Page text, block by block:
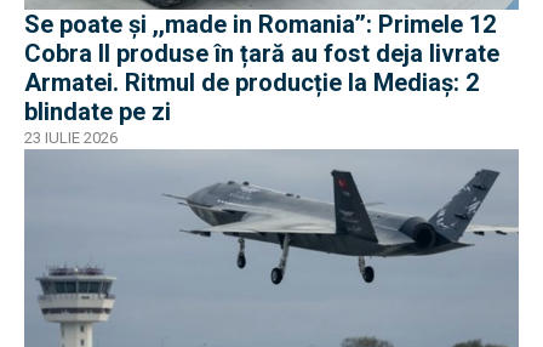
Se poate și ,,made in Romania’’: Primele 12
Cobra II produse în țară au fost deja livrate
Armatei. Ritmul de producție la Mediaș: 2
blindate pe zi
23 IULIE 2026